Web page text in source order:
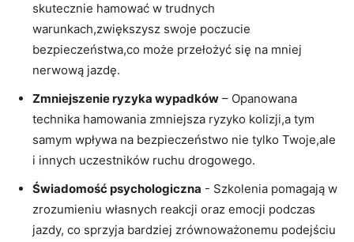
skutecznie hamować ​w trudnych
warunkach,zwiększysz swoje poczucie
bezpieczeństwa,co ⁤może przełożyć się na‍ mniej
nerwową jazdę.
Zmniejszenie‍ ryzyka wypadków – Opanowana
technika hamowania zmniejsza ryzyko ⁤kolizji,a tym
samym wpływa⁢ na bezpieczeństwo​ nie tylko Twoje,ale
i ⁤innych uczestników ruchu drogowego.
Świadomość⁢ psychologiczna ⁣- Szkolenia⁤ pomagają ‍w
zrozumieniu własnych reakcji ​oraz ⁤emocji podczas
⁣jazdy, co sprzyja bardziej ‌zrównoważonemu podejściu